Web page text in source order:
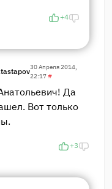
+4
30 Апреля 2014,
22:17#
Да
Вот только
+3